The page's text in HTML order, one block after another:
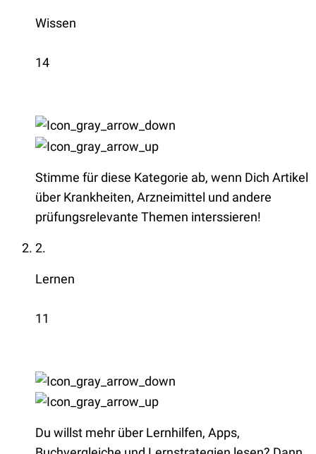
Wissen
14
Stimme für diese Kategorie ab, wenn Dich Artikel
über Krankheiten, Arzneimittel und andere
prüfungsrelevante Themen interssieren!
2.
Lernen
11
Du willst mehr über Lernhilfen, Apps,